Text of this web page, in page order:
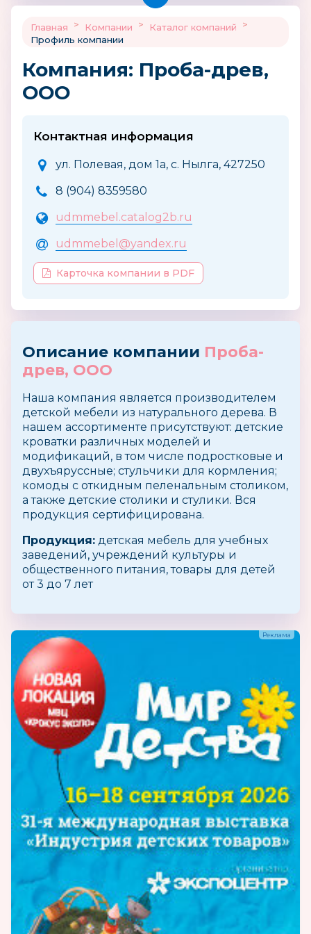
Главная > Компании > Каталог компаний
>
Профиль компании
Компания: Проба-древ,
ООО
Контактная информация
ул. Полевая, дом 1а, с. Нылга, 427250
8 (904) 8359580
udmmebel.catalog2b.ru
udmmebel@yandex.ru
Карточка компании в PDF
Описание компании Проба-
древ, ООО
Наша компания является производителем
детской мебели из натурального дерева. В
нашем ассортименте присутствуют: детские
кроватки различных моделей и
модификаций, в том числе подростковые и
двухъяруссные; стульчики для кормления;
комоды с откидным пеленальным столиком,
а также детские столики и стулики. Вся
продукция сертифицирована.
Продукция: детская мебель для учебных
заведений, учреждений культуры и
общественного питания, товары для детей
от 3 до 7 лет